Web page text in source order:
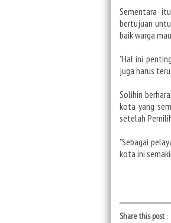
Sementara
bertujuan
baik warga
"Hal ini
juga harus
Solihin
kota yang
setelah
"Sebagai
kota ini
Share this post: